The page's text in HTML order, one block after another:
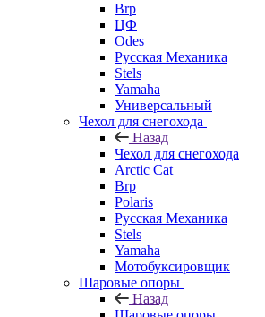
Brp
ЦФ
Odes
Русская Механика
Stels
Yamaha
Универсальный
Чехол для снегохода
Назад
Чехол для снегохода
Arctic Cat
Brp
Polaris
Русская Механика
Stels
Yamaha
Мотобуксировщик
Шаровые опоры
Назад